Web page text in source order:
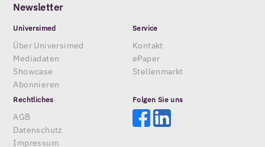
Newsletter
Universimed
Über Universimed
Mediadaten
Showcase
Abonnieren
Service
Kontakt
ePaper
Stellenmarkt
Rechtliches
AGB
Datenschutz
Impressum
Folgen Sie uns